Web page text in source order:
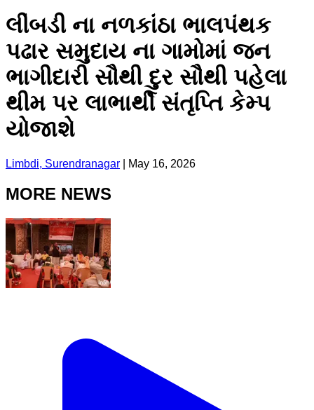
લીંબડી ના નળકાંઠા ભાલપંથક
પઢાર સમુદાય ના ગામોમાં જન
ભાગીદારી સૌથી દુર સૌથી પહેલા
થીમ પર લાભાર્થી સંતૃપ્તિ કેમ્પ
યોજાશે
Limbdi, Surendranagar May 16, 2026
MORE NEWS